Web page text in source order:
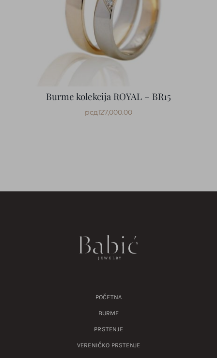
Burme kolekcija ROYAL – BR15
рсд127,000.00
POČETNA
BURME
PRSTENJE
VERENIČKO PRSTENJE